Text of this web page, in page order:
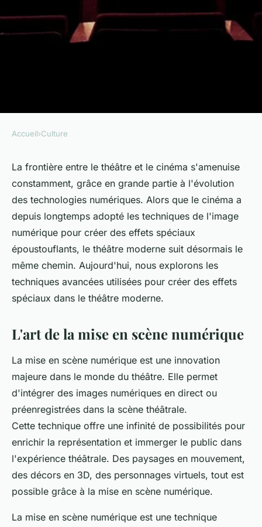
Quelles sont les techniques
avancées pour créer des effets
spéciaux dans le théâtre
moderne ?
Mélina•10 mai 2024 •6 min de lecture
Accueil›Culture
La frontière entre le théâtre et le cinéma s'amenuise
constamment, grâce en grande partie à l'évolution
des technologies numériques. Alors que le cinéma a
depuis longtemps adopté les techniques de l'image
numérique pour créer des effets spéciaux
époustouflants, le théâtre moderne suit désormais le
même chemin. Aujourd'hui, nous explorons les
techniques avancées utilisées pour créer des effets
spéciaux dans le théâtre moderne.
L'art de la mise en scène numérique
La mise en scène numérique est une innovation
majeure dans le monde du théâtre. Elle permet
d'intégrer des images numériques en direct ou
préenregistrées dans la scène théâtrale.
Cette technique offre une infinité de possibilités pour
enrichir la représentation et immerger le public dans
l'expérience théâtrale. Des paysages en mouvement,
des décors en 3D, des personnages virtuels, tout est
possible grâce à la mise en scène numérique.
La mise en scène numérique est une technique